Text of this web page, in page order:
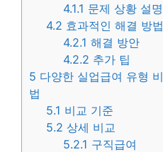
4.1.1 문제 상황 설명
4.2 효과적인 해결 방법
4.2.1 해결 방안
4.2.2 추가 팁
5 다양한 실업급여 유형
법
5.1 비교 기준
5.2 상세 비교
5.2.1 구직급여